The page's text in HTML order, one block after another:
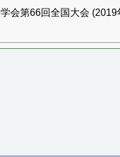
会第66回全国大会